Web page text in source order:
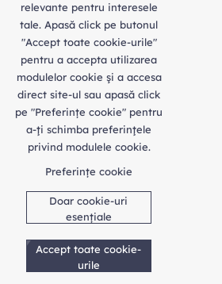
relevante pentru interesele
tale. Apasă click pe butonul
"Accept toate cookie-urile"
pentru a accepta utilizarea
modulelor cookie şi a accesa
direct site-ul sau apasă click
pe "Preferințe cookie" pentru
a-ţi schimba preferinţele
privind modulele cookie.
Preferințe cookie
Doar cookie-uri
esențiale
Accept toate cookie-
urile